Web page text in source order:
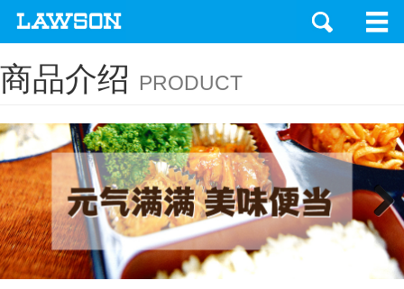
商品介绍 PRODUCT
Next